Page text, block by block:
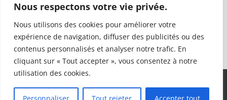
Nous respectons votre vie privée.
Nous utilisons des cookies pour améliorer votre
expérience de navigation, diffuser des publicités ou des
contenus personnalisés et analyser notre trafic. En
cliquant sur « Tout accepter », vous consentez à notre
utilisation des cookies.
Le sac a dos
Madame Oreille
Voyages et Vagabondages
Thème WordPress : Tortuga par ThemeZee.